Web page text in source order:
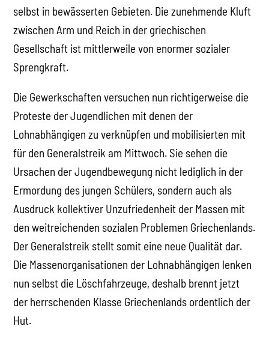
selbst in bewässerten Gebieten. Die zunehmende Kluft
zwischen Arm und Reich in der griechischen
Gesellschaft ist mittlerweile von enormer sozialer
Sprengkraft.
Die Gewerkschaften versuchen nun richtigerweise die
Proteste der Jugendlichen mit denen der
Lohnabhängigen zu verknüpfen und mobilisierten mit
für den Generalstreik am Mittwoch. Sie sehen die
Ursachen der Jugendbewegung nicht lediglich in der
Ermordung des jungen Schülers, sondern auch als
Ausdruck kollektiver Unzufriedenheit der Massen mit
den weitreichenden sozialen Problemen Griechenlands.
Der Generalstreik stellt somit eine neue Qualität dar.
Die Massenorganisationen der Lohnabhängigen lenken
nun selbst die Löschfahrzeuge, deshalb brennt jetzt
der herrschenden Klasse Griechenlands ordentlich der
Hut.